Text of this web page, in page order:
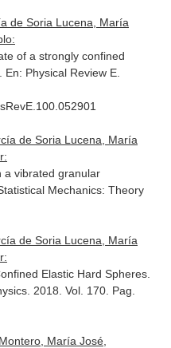
de Soria Lucena, María
of a strongly confined
En: Physical Review E.
de Soria Lucena, María
a vibrated granular
Mechanics: Theory
de Soria Lucena, María
Elastic Hard Spheres.
. 2018. Vol. 170. Pag.
María José,